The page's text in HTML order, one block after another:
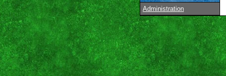
Administration